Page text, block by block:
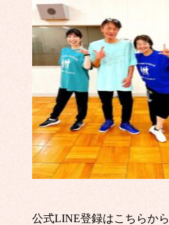
公式LINE登録はこちらから